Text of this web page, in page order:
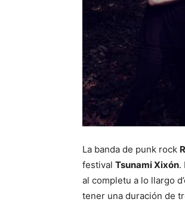
La banda de punk rock
festival Tsunami Xixón.
al completu a lo llargo
tener una duración de